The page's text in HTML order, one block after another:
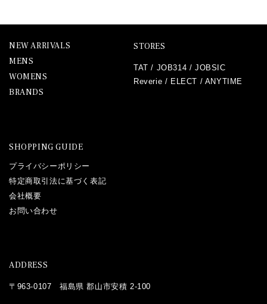
NEW ARRIVALS
MENS
WOMENS
BRANDS
STORES
TAT / JOB314 /JOBSIC
Reverie / ELECT / ANYTIME
SHOPPING GUIDE
プライバシーポリシー
特定商取引法に基づく表記
会社概要
お問い合わせ
ADDRESS
〒963-0107 福島県 郡山市安積 2-100